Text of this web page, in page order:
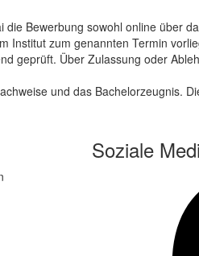
die Bewerbung sowohl online über
Institut zum genannten Termin
geprüft. Über Zulassung oder
und das Bachelorzeugnis.
Soziale